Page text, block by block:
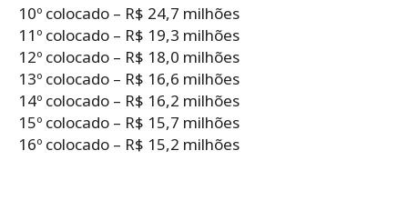
10º colocado – R$ 24,7 milhões
11º colocado – R$ 19,3 milhões
12º colocado – R$ 18,0 milhões
13º colocado – R$ 16,6 milhões
14º colocado – R$ 16,2 milhões
15º colocado – R$ 15,7 milhões
16º colocado – R$ 15,2 milhões